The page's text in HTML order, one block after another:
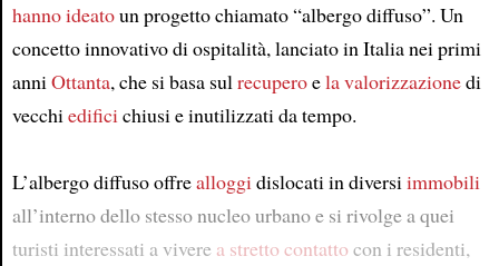
hanno ideatoun progetto chiamato “albergo diffuso”. Un
concetto innovativo di ospitalità, lanciato in Italia nei primi
anniOttanta, che si basa sulrecuperoela valorizzazionedi
vecchiedificichiusi e inutilizzati da tempo.
L’albergo diffuso offrealloggidislocati in diversiimmobili
all’interno dello stesso nucleo urbano e si rivolge a quei
turisti interessati a vivere a stretto contatto con i residenti,